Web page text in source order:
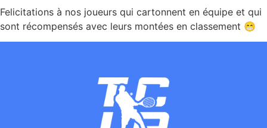
Felicitations à nos joueurs qui cartonnent en équipe et qui
sont récompensés avec leurs montées en classement 😁